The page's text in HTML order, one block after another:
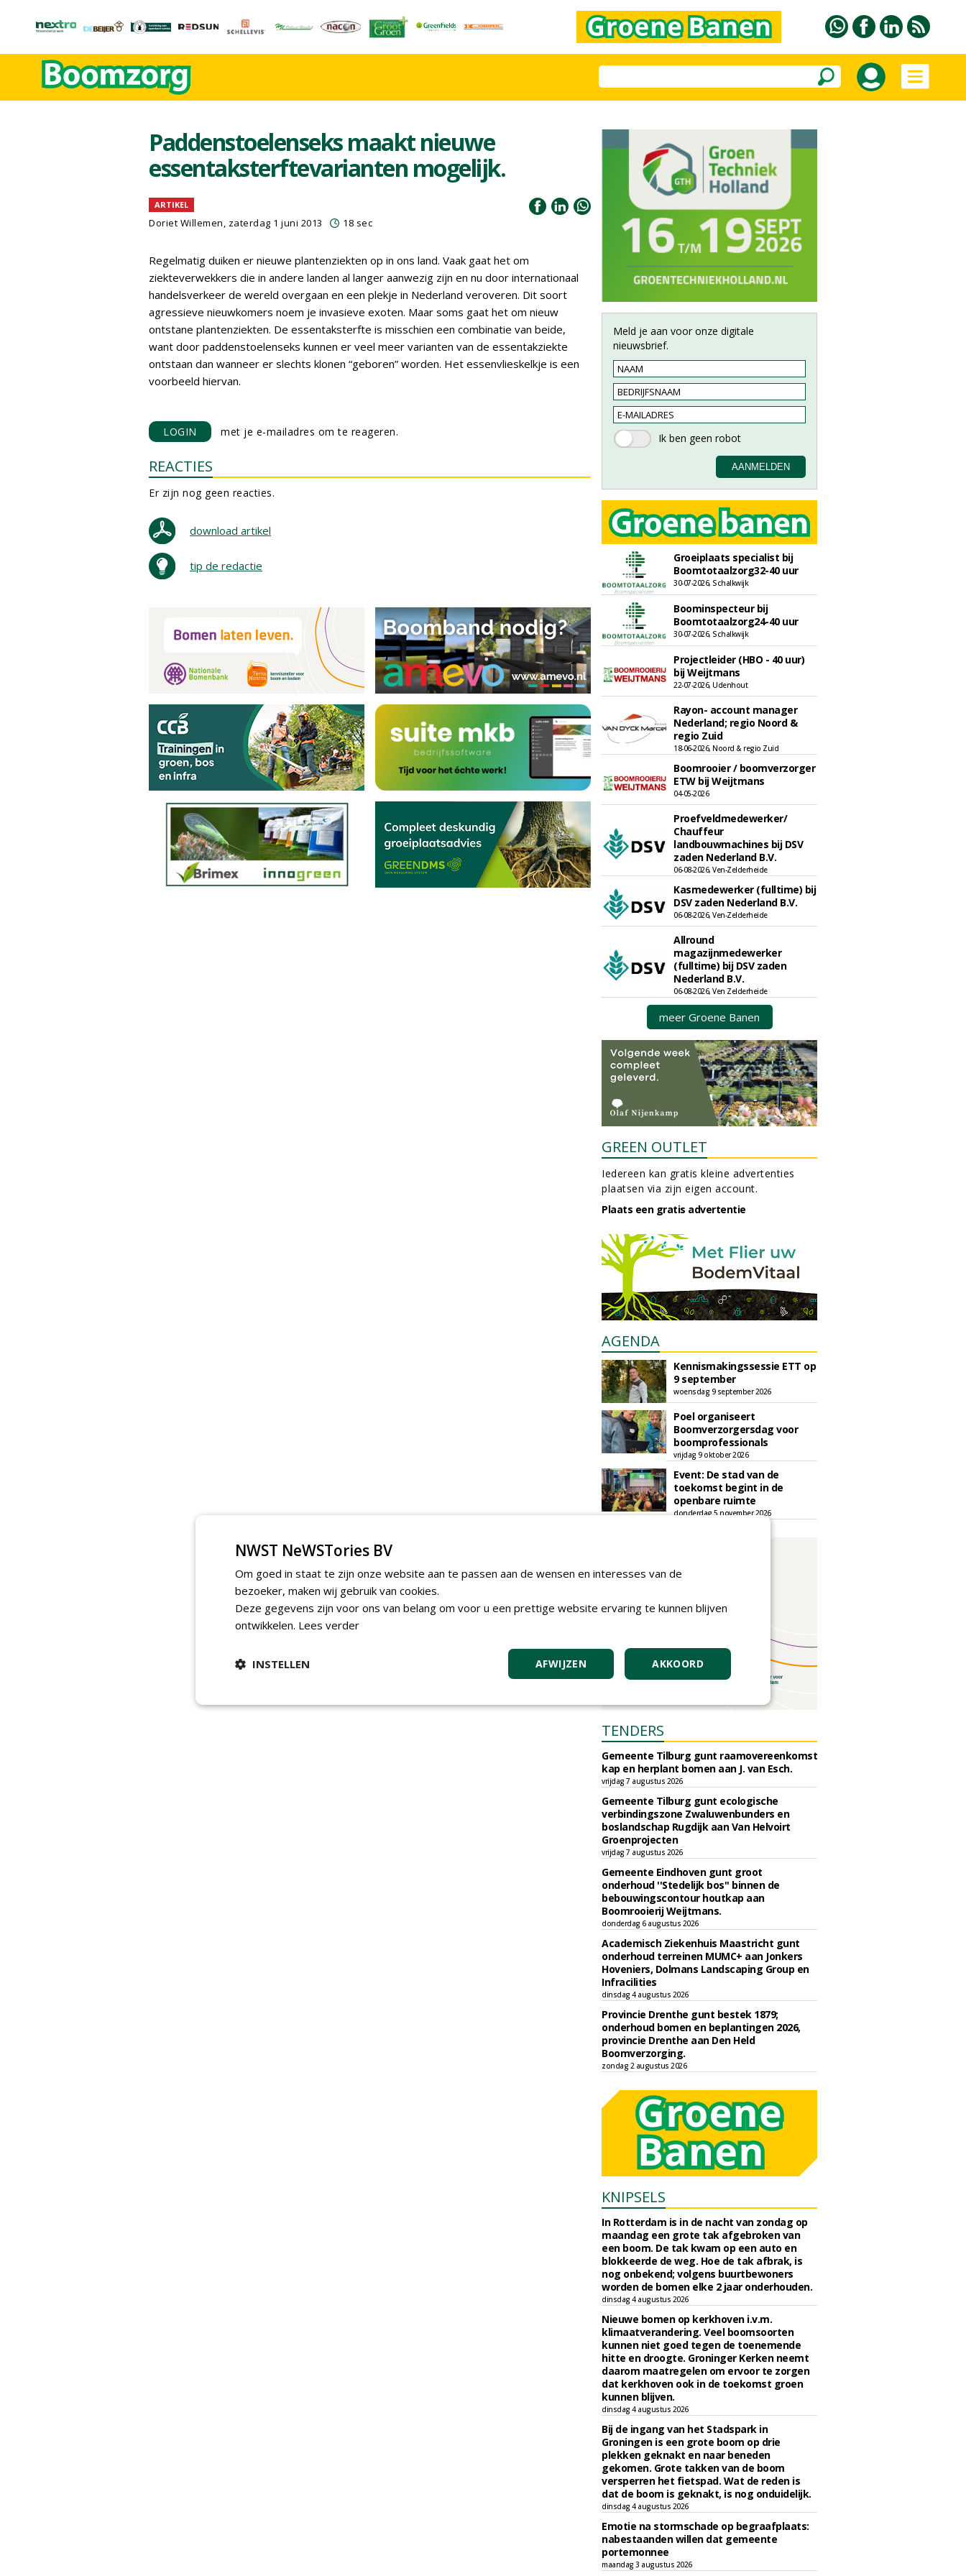
Paddenstoelenseks maakt nieuwe
essentaksterftevarianten mogelijk.
ARTIKEL
Doriet Willemen, zaterdag 1 juni 2013 18 sec
Regelmatig duiken er nieuwe plantenziekten op in ons land. Vaak gaat het om
ziekteverwekkers die in andere landen al langer aanwezig zijn en nu door internationaal
handelsverkeer de wereld overgaan en een plekje in Nederland veroveren. Dit soort
agressieve nieuwkomers noem je invasieve exoten. Maar soms gaat het om nieuw
ontstane plantenziekten. De essentaksterfte is misschien een combinatie van beide,
want door paddenstoelenseks kunnen er veel meer varianten van de essentakziekte
ontstaan dan wanneer er slechts klonen “geboren” worden. Het essenvlieskelkje is een
voorbeeld hiervan.
LOGIN met je e-mailadres om te reageren.
REACTIES
Er zijn nog geen reacties.
download artikel
tip de redactie
Meld je aan voor onze digitale
nieuwsbrief.
Groeiplaats specialist bij
Boomtotaalzorg32-40 uur
30-07-2026, Schalkwijk
Boominspecteur bij
Boomtotaalzorg24-40 uur
30-07-2026, Schalkwijk
Projectleider (HBO - 40 uur)
bij Weijtmans
22-07-2026, Udenhout
Rayon- account manager
Nederland; regio Noord &
regio Zuid
18-06-2026, Noord & regio Zuid
Boomrooier / boomverzorger
ETW bij Weijtmans
04-05-2026
Proefveldmedewerker/
Chauffeur
landbouwmachines bij DSV
zaden Nederland B.V.
06-08-2026, Ven-Zelderheide
Kasmedewerker (fulltime) bij
DSV zaden Nederland B.V.
06-08-2026, Ven-Zelderheide
Allround
magazijnmedewerker
(fulltime) bij DSV zaden
Nederland B.V.
06-08-2026, Ven Zelderheide
meer Groene Banen
GREEN OUTLET
Iedereen kan gratis kleine advertenties
plaatsen via zijn eigen account.
Plaats een gratis advertentie
AGENDA
Kennismakingssessie ETT op
9 september
woensdag 9 september 2026
Poel organiseert
Boomverzorgersdag voor
boomprofessionals
vrijdag 9 oktober 2026
Event: De stad van de
toekomst begint in de
openbare ruimte
donderdag 5 november 2026
TENDERS
Gemeente Tilburg gunt raamovereenkomst
kap en herplant bomen aan J. van Esch.
vrijdag 7 augustus 2026
Gemeente Tilburg gunt ecologische
verbindingszone Zwaluwenbunders en
boslandschap Rugdijk aan Van Helvoirt
Groenprojecten
vrijdag 7 augustus 2026
Gemeente Eindhoven gunt groot
onderhoud ''Stedelijk bos'' binnen de
bebouwingscontour houtkap aan
Boomrooierij Weijtmans.
donderdag 6 augustus 2026
Academisch Ziekenhuis Maastricht gunt
onderhoud terreinen MUMC+ aan Jonkers
Hoveniers, Dolmans Landscaping Group en
Infracilities
dinsdag 4 augustus 2026
Provincie Drenthe gunt bestek 1879;
onderhoud bomen en beplantingen 2026,
provincie Drenthe aan Den Held
Boomverzorging.
zondag 2 augustus 2026
KNIPSELS
In Rotterdam is in de nacht van zondag op
maandag een grote tak afgebroken van
een boom. De tak kwam op een auto en
blokkeerde de weg. Hoe de tak afbrak, is
nog onbekend; volgens buurtbewoners
worden de bomen elke 2 jaar onderhouden.
dinsdag 4 augustus 2026
Nieuwe bomen op kerkhoven i.v.m.
klimaatverandering. Veel boomsoorten
kunnen niet goed tegen de toenemende
hitte en droogte. Groninger Kerken neemt
daarom maatregelen om ervoor te zorgen
dat kerkhoven ook in de toekomst groen
kunnen blijven.
dinsdag 4 augustus 2026
Bij de ingang van het Stadspark in
Groningen is een grote boom op drie
plekken geknakt en naar beneden
gekomen. Grote takken van de boom
versperren het fietspad. Wat de reden is
dat de boom is geknakt, is nog onduidelijk.
dinsdag 4 augustus 2026
Emotie na stormschade op begraafplaats:
nabestaanden willen dat gemeente
portemonnee
maandag 3 augustus 2026
NWST NeWSTories BV
Om goed in staat te zijn onze website aan te passen aan de wensen en interesses van de
bezoeker, maken wij gebruik van cookies.
Deze gegevens zijn voor ons van belang om voor u een prettige website ervaring te kunnen blijven
ontwikkelen. Lees verder
AKKOORD
AFWIJZEN
INSTELLEN